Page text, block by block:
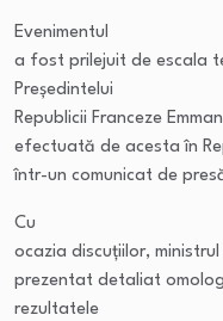
Evenimentul
a fost prilejuit de escala
Președintelui
Republicii Franceze
efectuată de acesta în
într-un comunicat de
Cu
ocazia discuțiilor,
prezentat detaliat
rezultatele